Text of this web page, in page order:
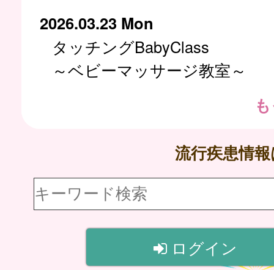
2026.03.23 Mon
タッチングBabyClass
～ベビーマッサージ教室～
流行疾患情
ログイン